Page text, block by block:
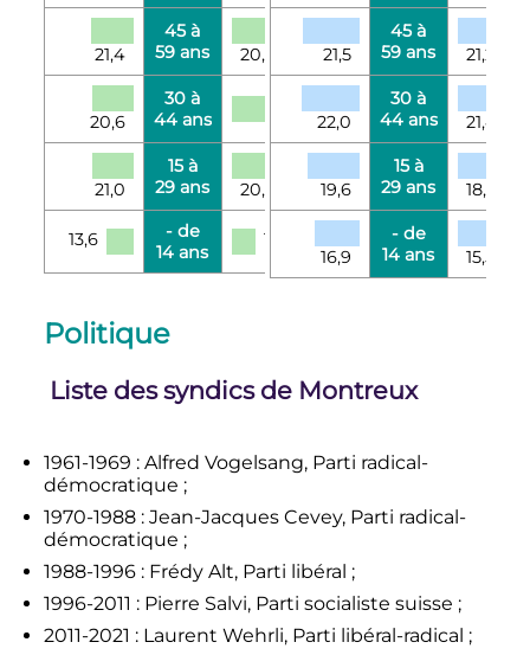
21,4
45 à
59 ans
20,1
20,6
30 à
44 ans
18,2
21,0
15 à
29 ans
20,4
13,6
- de
14 ans
12,7
21,5
45 à
59 ans
21,2
22,0
30 à
44 ans
21,4
19,6
15 à
29 ans
18,0
16,9
- de
14 ans
15,5
Politique
Liste des syndics de Montreux
1961-1969 : Alfred Vogelsang, Parti radical-
démocratique ;
1970-1988 : Jean-Jacques Cevey, Parti radical-
démocratique ;
1988-1996 : Frédy Alt, Parti libéral ;
1996-2011 : Pierre Salvi, Parti socialiste suisse ;
2011-2021 : Laurent Wehrli, Parti libéral-radical ;